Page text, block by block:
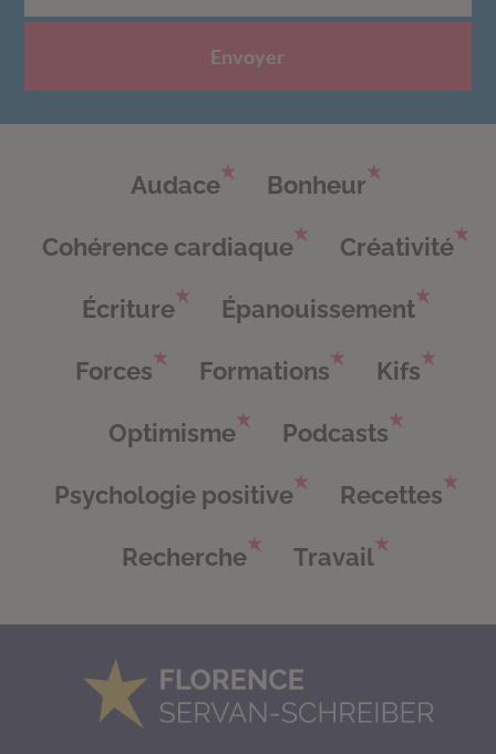
Envoyer
Audace Bonheur
Cohérence cardiaque Créativité
Écriture Épanouissement
Forces Formations Kifs
Optimisme Podcasts
Psychologie positive Recettes
Recherche Travail